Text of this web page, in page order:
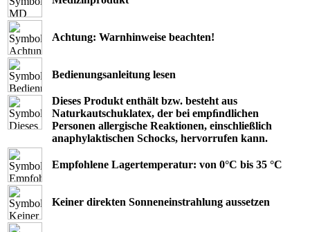
Achtung: Warnhinweise beachten!
Bedienungsanleitung lesen
Dieses Produkt enthält bzw. besteht aus
Naturkautschuklatex, der bei empﬁndlichen
Personen allergische Reaktionen, einschließlich
anaphylaktischen Schocks, hervorrufen kann.
Empfohlene Lagertemperatur: von 0°C bis 35 °C
Keiner direkten Sonneneinstrahlung aussetzen